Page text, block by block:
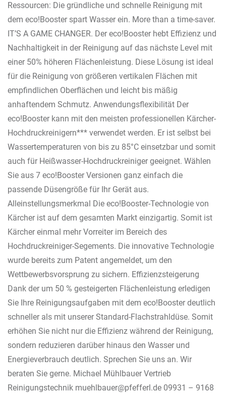
Ressourcen: Die gründliche und schnelle Reinigung mit
dem eco!Booster spart Wasser ein. More than a time-saver.
IT’S A GAME CHANGER. Der eco!Booster hebt Effizienz und
Nachhaltigkeit in der Reinigung auf das nächste Level mit
einer 50% höheren Flächenleistung. Diese Lösung ist ideal
für die Reinigung von größeren vertikalen Flächen mit
empfindlichen Oberflächen und leicht bis mäßig
anhaftendem Schmutz. Anwendungsflexibilität Der
eco!Booster kann mit den meisten professionellen Kärcher-
Hochdruckreinigern*** verwendet werden. Er ist selbst bei
Wassertemperaturen von bis zu 85°C einsetzbar und somit
auch für Heißwasser-Hochdruckreiniger geeignet. Wählen
Sie aus 7 eco!Booster Versionen ganz einfach die
passende Düsengröße für Ihr Gerät aus.
Alleinstellungsmerkmal Die eco!Booster-Technologie von
Kärcher ist auf dem gesamten Markt einzigartig. Somit ist
Kärcher einmal mehr Vorreiter im Bereich des
Hochdruckreiniger-Segements. Die innovative Technologie
wurde bereits zum Patent angemeldet, um den
Wettbewerbsvorsprung zu sichern. Effizienzsteigerung
Dank der um 50 % gesteigerten Flächenleistung erledigen
Sie Ihre Reinigungsaufgaben mit dem eco!Booster deutlich
schneller als mit unserer Standard-Flachstrahldüse. Somit
erhöhen Sie nicht nur die Effizienz während der Reinigung,
sondern reduzieren darüber hinaus den Wasser und
Energieverbrauch deutlich. Sprechen Sie uns an. Wir
beraten Sie gerne. Michael Mühlbauer Vertrieb
Reinigungstechnik muehlbauer@pfefferl.de 09931 – 9168